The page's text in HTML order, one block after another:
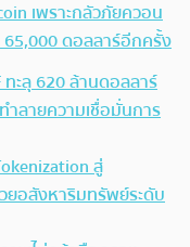
เพราะกลัวภัยควอน
ดอลลาร์อีกครั้ง
ทะลุ 620 ล้านดอลลาร์
ำลายความเชื่อมั่นการ
สู่
ยอสังหาริมทรัพย์ระดับ